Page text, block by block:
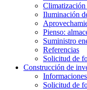
Climatización
Iluminación
Pienso:
Suministro
Referencias
Solicitud de
Construcción de
Solicitud de